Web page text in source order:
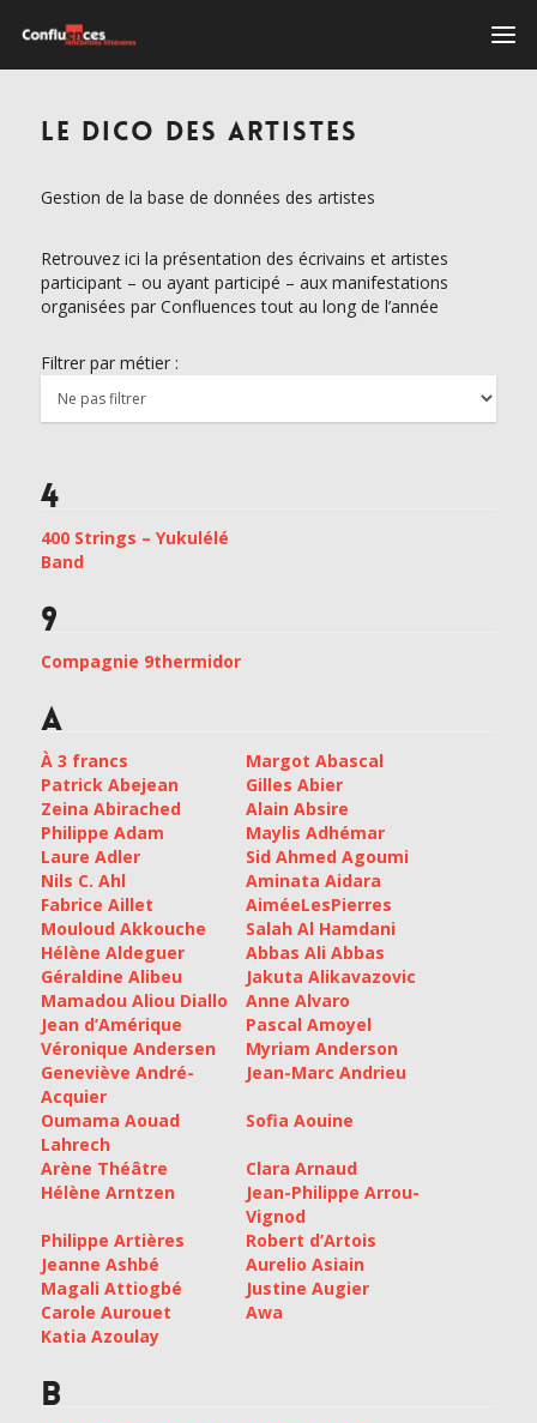
LE DICO DES ARTISTES
Gestion de la base de données des artistes
Retrouvez ici la présentation des écrivains et artistes
participant – ou ayant participé – aux manifestations
organisées par Confluences tout au long de l’année
Filtrer par métier :
4
400 Strings – Yukulélé
Band
9
Compagnie 9thermidor
A
À 3 francs
Margot Abascal
Patrick Abejean
Gilles Abier
Zeina Abirached
Alain Absire
Philippe Adam
Maylis Adhémar
Laure Adler
Sid Ahmed Agoumi
Nils C. Ahl
Aminata Aidara
Fabrice Aillet
AiméeLesPierres
Mouloud Akkouche
Salah Al Hamdani
Hélène Aldeguer
Abbas Ali Abbas
Géraldine Alibeu
Jakuta Alikavazovic
Mamadou Aliou Diallo
Anne Alvaro
Jean d’Amérique
Pascal Amoyel
Véronique Andersen
Myriam Anderson
Geneviève André-
Acquier
Jean-Marc Andrieu
Oumama Aouad
Lahrech
Sofia Aouine
Arène Théâtre
Clara Arnaud
Hélène Arntzen
Jean-Philippe Arrou-
Vignod
Philippe Artières
Robert d’Artois
Jeanne Ashbé
Aurelio Asiain
Magali Attiogbé
Justine Augier
Carole Aurouet
Awa
Katia Azoulay
B